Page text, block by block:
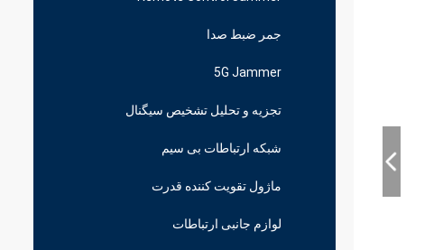
جمر ضبط صدا
5G Jammer
تجزیه و تحلیل تشخیص سیگنال
شبکه ارتباطات بی سیم
ماژول تقویت کننده قدرت
لوازم جانبی ارتباطات